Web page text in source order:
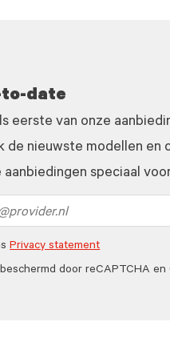
date
eerste van onze
de nieuwste modellen en
aanbiedingen speciaal
Privacy statement
door reCAPTCHA